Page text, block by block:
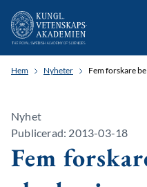
Hem Nyheter Fem forskare
Nyhet
Publicerad: 2013-03-18
Fem